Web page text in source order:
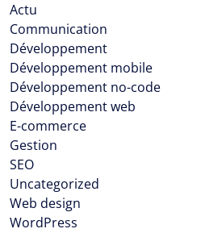
Actu
Communication
Développement
Développement mobile
Développement no-code
Développement web
E-commerce
Gestion
SEO
Uncategorized
Web design
WordPress